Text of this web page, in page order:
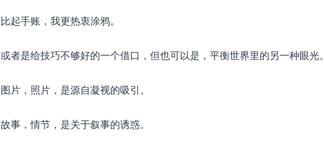
比起手账，我更热衷涂鸦。
或者是给技巧不够好的一个借口，但也可以是，平衡世界里的另一种眼光。
图片，照片，是源自凝视的吸引。
故事，情节，是关于叙事的诱惑。